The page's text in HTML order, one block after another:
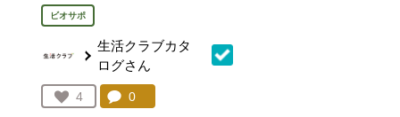
見る。
ビオサポ
生活クラブカタ
ログさん
お気に入り登録：
4
人が登録
コメント：
0件。コメントを見る。